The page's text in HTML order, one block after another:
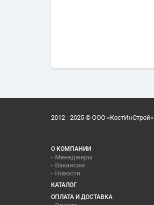
2012 - 2025 © ООО «КостИнСтрой»
О КОМПАНИИ
Менеджеры
Вакансии
Новости
КАТАЛОГ
ОПЛАТА И ДОСТАВКА